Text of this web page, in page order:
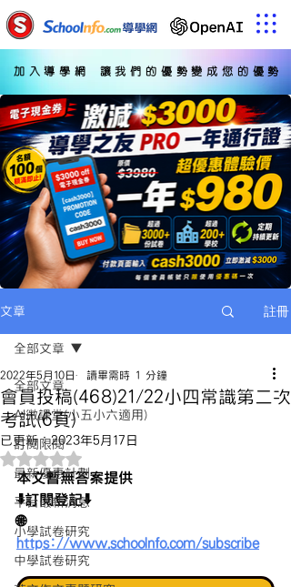
加入導學網 讓我們的優勢變成您的優勢
文章 註冊
全部文章
AI微課堂(小五小六適用)
訂閱限閱
最新優惠計劃
平台最新消息
小學試卷研究
中學試卷研究
全部文章
會員投稿(468)21/22小四常識第二次
考試(6頁)
2022年5月10日 讀畢需時 1 分鐘
已更新：2023年5月17日
評等為 NaN（最高為 5 顆星）。
本文暫無答案提供
⬇️訂閱登記⬇️
🌐
https://www.schoolnfo.com/subscribe